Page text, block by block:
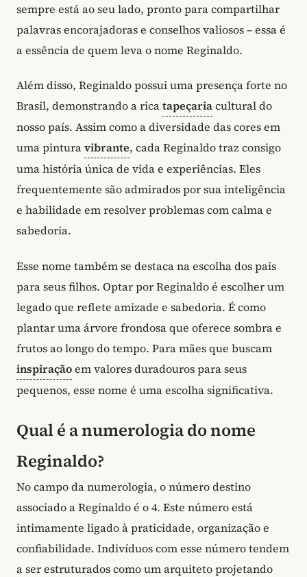
sempre está ao seu lado, pronto para compartilhar
palavras encorajadoras e conselhos valiosos – essa é
a essência de quem leva o nome Reginaldo.
Além disso, Reginaldo possui uma presença forte no
Brasil, demonstrando a ricatapeçariacultural do
nosso país. Assim como a diversidade das cores em
uma pinturavibrante, cada Reginaldo traz consigo
uma história única de vida e experiências. Eles
frequentemente são admirados por sua inteligência
e habilidade em resolver problemas com calma e
sabedoria.
Esse nome também se destaca na escolha dos pais
para seus filhos. Optar por Reginaldo é escolher um
legado que reflete amizade e sabedoria. É como
plantar uma árvore frondosa que oferece sombra e
frutos ao longo do tempo. Para mães que buscam
inspiraçãoem valores duradouros para seus
pequenos, esse nome é uma escolha significativa.
Qual é a numerologia do nome
Reginaldo?
No campo da numerologia, o número destino
associado a Reginaldo é o 4. Este número está
intimamente ligado à praticidade, organização e
confiabilidade. Indivíduos com esse número tendem
a ser estruturados como um arquiteto projetando